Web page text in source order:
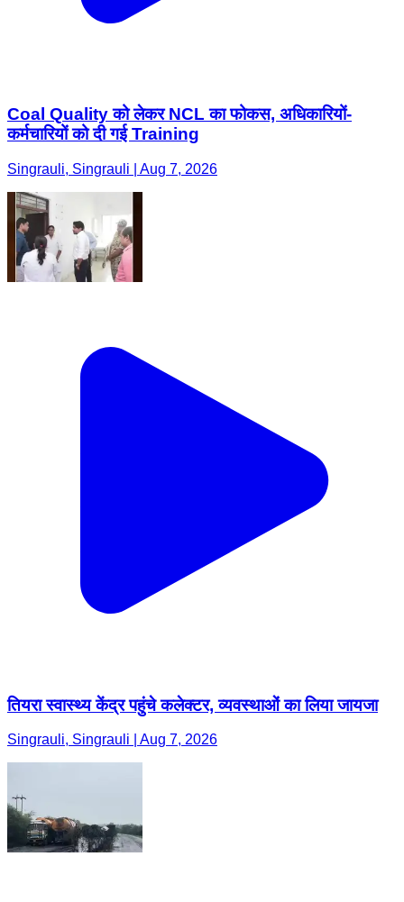
Coal Quality को लेकर NCL का फोकस, अधिकारियों-
कर्मचारियों को दी गई Training
Singrauli, Singrauli | Aug 7, 2026
तियरा स्वास्थ्य केंद्र पहुंचे कलेक्टर, व्यवस्थाओं का लिया जायजा
Singrauli, Singrauli | Aug 7, 2026